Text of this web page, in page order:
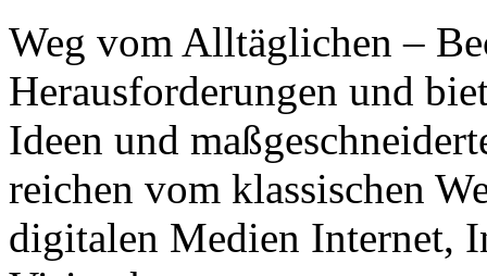
Weg vom Alltäglichen –
Herausforderungen und
Ideen und
reichen vom klassischen
digitalen Medien Internet,